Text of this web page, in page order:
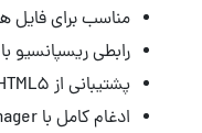
مناسب برای
رابطی ریسپانسیو
پشتیبانی از HTML5
ادغام کامل با Media Manager و ایجاد بصری لیست پخش